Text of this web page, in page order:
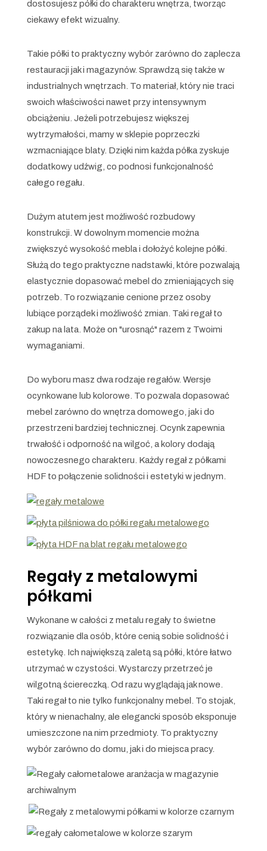
dostosujesz półki do charakteru wnętrza, tworząc
ciekawy efekt wizualny.
Takie półki to praktyczny wybór zarówno do zaplecza
restauracji jak i magazynów. Sprawdzą się także w
industrialnych wnętrzach. To materiał, który nie traci
swoich właściwości nawet przy intensywnym
obciążeniu. Jeżeli potrzebujesz większej
wytrzymałości, mamy w sklepie poprzeczki
wzmacniające blaty. Dzięki nim każda półka zyskuje
dodatkowy udźwig, co podnosi funkcjonalność
całego regału.
Dużym atutem jest możliwość rozbudowy
konstrukcji. W dowolnym momencie można
zwiększyć wysokość mebla i dołożyć kolejne półki.
Służą do tego praktyczne nadstawki, które pozwalają
elastycznie dopasować mebel do zmieniających się
potrzeb. To rozwiązanie cenione przez osoby
lubiące porządek i możliwość zmian. Taki regał to
zakup na lata. Może on "urosnąć" razem z Twoimi
wymaganiami.
Do wyboru masz dwa rodzaje regałów. Wersje
ocynkowane lub kolorowe. To pozwala dopasować
mebel zarówno do wnętrza domowego, jak i do
przestrzeni bardziej technicznej. Ocynk zapewnia
trwałość i odporność na wilgoć, a kolory dodają
nowoczesnego charakteru. Każdy regał z półkami
HDF to połączenie solidności i estetyki w jednym.
Regały z metalowymi
półkami
Wykonane w całości z metalu regały to świetne
rozwiązanie dla osób, które cenią sobie solidność i
estetykę. Ich największą zaletą są półki, które łatwo
utrzymać w czystości. Wystarczy przetrzeć je
wilgotną ściereczką. Od razu wyglądają jak nowe.
Taki regał to nie tylko funkcjonalny mebel. To stojak,
który w nienachalny, ale elegancki sposób eksponuje
umieszczone na nim przedmioty. To praktyczny
wybór zarówno do domu, jak i do miejsca pracy.